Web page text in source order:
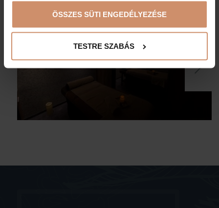
ÖSSZES SÜTI ENGEDÉLYEZÉSE
TESTRE SZABÁS